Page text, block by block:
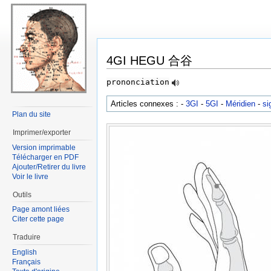
4GI HEGU 合谷
prononciation
Articles connexes : -3GI -5GI - Méridien -
Plan du site
Imprimer/exporter
Version imprimable
Télécharger en PDF
Ajouter/Retirer du livre
Voir le livre
Outils
Page amont liées
Citer cette page
Traduire
English
Français